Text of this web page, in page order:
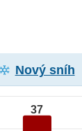
Nový sníh
37